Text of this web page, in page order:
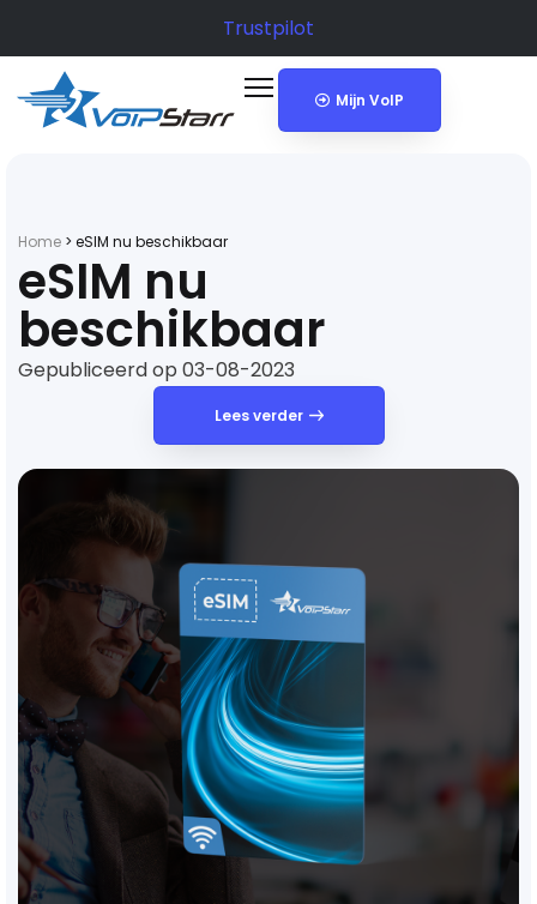
Trustpilot
Mijn VoIP
Home > eSIM nu beschikbaar
eSIM nu
beschikbaar
Gepubliceerd op 03-08-2023
Lees verder